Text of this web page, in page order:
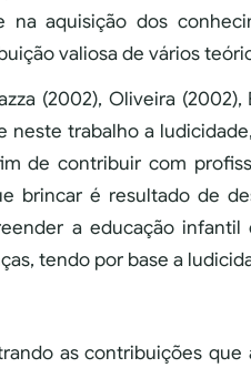
na aquisição dos
valiosa de vários
(2002), Oliveira
neste trabalho a
de contribuir com
brincar é resultado de
a educação
tendo por base a
as contribuições